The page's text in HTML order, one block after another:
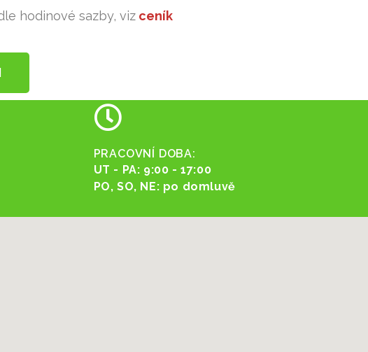
hodinové sazby, viz ceník
PRACOVNÍ DOBA:
UT - PA: 9:00 - 17:00
PO, SO, NE: po domluvě